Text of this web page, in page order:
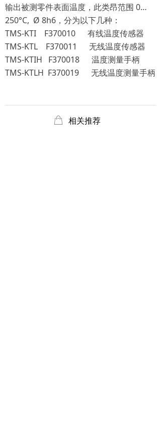
输出被测零件表面温度，此类昂范围 0…
250°C, Ø 8h6，分为以下几种：
TMS-KTI F370010 有线温度传感器
TMS-KTL F370011 无线温度传感器
TMS-KTIH F370018 温度测量手柄
TMS-KTLH F370019 无线温度测量手柄
ꂆ 相关推荐